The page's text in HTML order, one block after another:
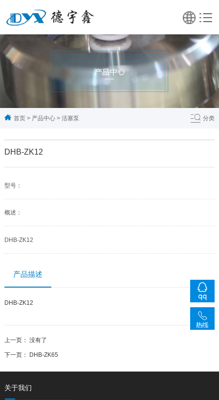
首页> 产品中心> 活塞泵 分类
DHB-ZK12
型号：
概述：
DHB-ZK12
产品描述
DHB-ZK12
上一页： 没有了
下一页： DHB-ZK65
关于我们